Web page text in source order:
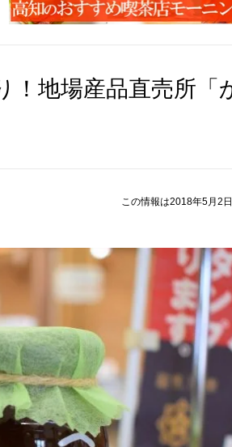
！地場産品直売所「
この情報は2018年5月2